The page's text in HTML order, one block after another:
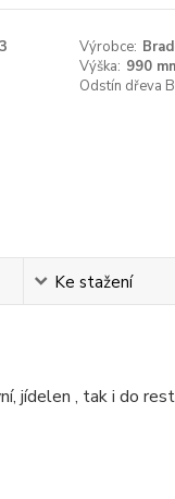
Výrobce:
Výška: 990
Odstín dřeva
Ke stažení
jídelen , tak i do